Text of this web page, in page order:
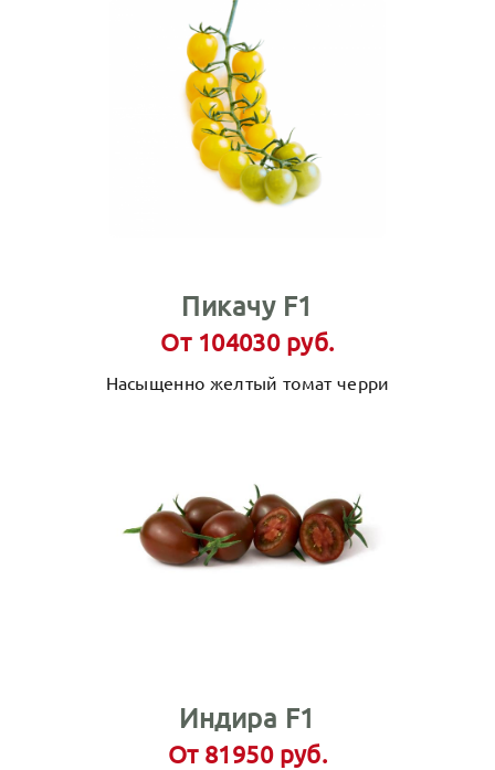
Пикачу F1
От 104030 руб.
Насыщенно желтый томат черри
Индира F1
От 81950 руб.